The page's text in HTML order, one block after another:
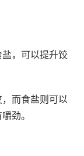
，可以提升饺
而食盐则可以
劲。